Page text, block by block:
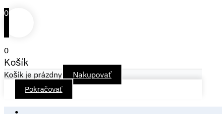
0
0
Košík
Košík je prázdny Nakupovať
Pokračovať
Skip